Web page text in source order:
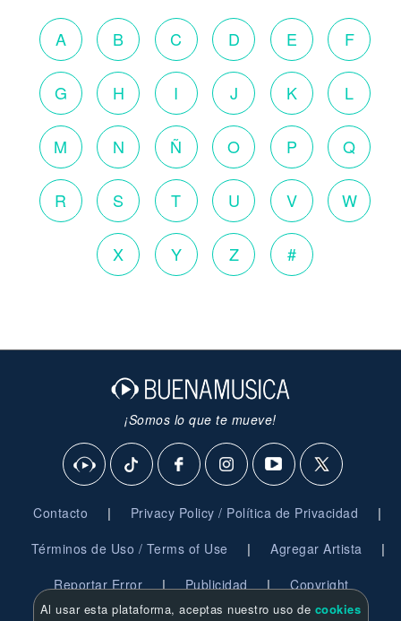
A B C D E F
G H I J K L
M N Ñ O P Q
R S T U V W
X Y Z #
¡Somos lo que te mueve!
Contacto | Privacy Policy / Política de Privacidad |
Términos de Uso / Terms of Use | Agregar Artista |
Reportar Error | Publicidad | Copyright
Al usar esta plataforma, aceptas nuestro uso de cookies